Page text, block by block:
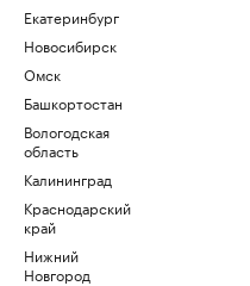
Екатеринбург
Новосибирск
Омск
Башкортостан
Вологодская
область
Калининград
Краснодарский
край
Нижний
Новгород